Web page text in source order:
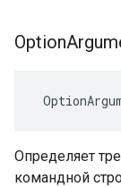
Option
Определяет
командной